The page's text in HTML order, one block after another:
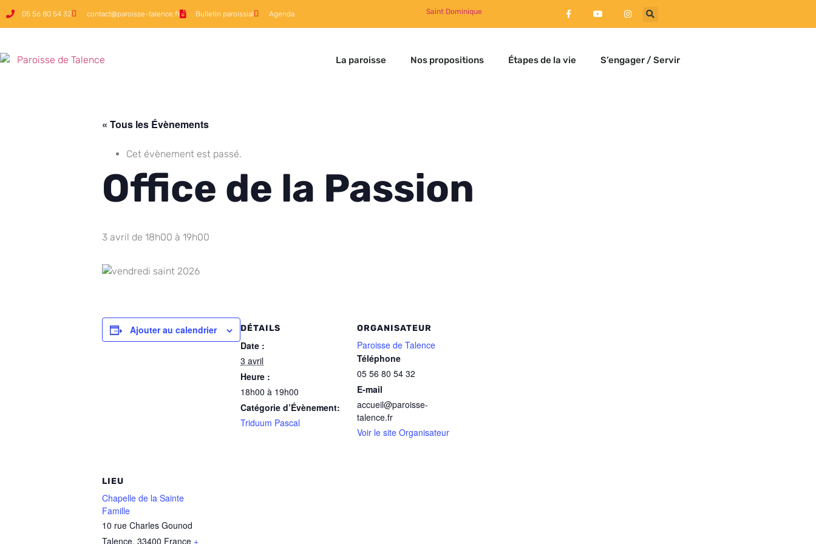
05 56 80 54 32 contact@paroisse-talence.fr Bulletin paroissial Agenda Saint Dominique
La paroisse Nos propositions Étapes de la vie S’engager / Servir
« Tous les Évènements
Cet évènement est passé.
Office de la Passion
3 avril de 18h00 à 19h00
Ajouter au calendrier DÉTAILS
Date :
3 avril
Heure :
18h00 à 19h00
Catégorie d’Évènement:
Triduum Pascal
ORGANISATEUR
Paroisse de Talence
Téléphone
05 56 80 54 32
E-mail
accueil@paroisse-
talence.fr
Voir le site Organisateur
LIEU
Chapelle de la Sainte
Famille
10 rue Charles Gounod
Talence, 33400 France +